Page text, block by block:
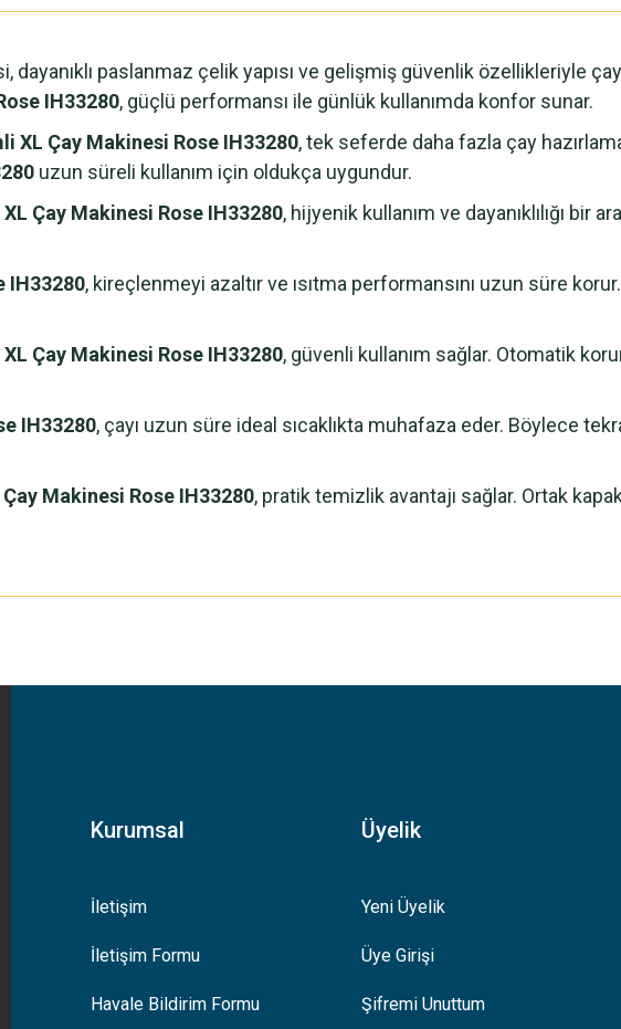
dayanıklı paslanmaz çelik yapısı ve gelişmiş güvenlik özellikleriyle
IH33280, güçlü performansı ile günlük kullanımda konfor sunar.
XL Çay Makinesi Rose IH33280, tek seferde daha fazla çay
uzun süreli kullanım için oldukça uygundur.
Çay Makinesi Rose IH33280, hijyenik kullanım ve dayanıklılığı bir
IH33280, kireçlenmeyi azaltır ve ısıtma performansını uzun süre
Çay Makinesi Rose IH33280, güvenli kullanım sağlar. Otomatik
IH33280, çayı uzun süre ideal sıcaklıkta muhafaza eder. Böylece
Makinesi Rose IH33280, pratik temizlik avantajı sağlar. Ortak
Bu ürüne ilk yorumu siz yapın!
Gönder
Kurumsal
İletişim
İletişim Formu
Havale Bildirim Formu
Üyelik
Yeni Üyelik
Üye Girişi
Şifremi Unuttum